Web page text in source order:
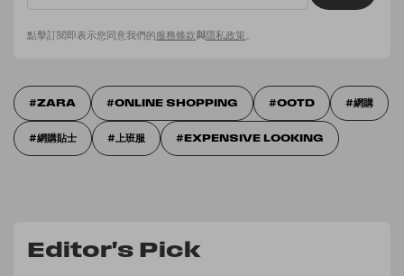
點擊訂閱即表示您同意我們的服務條款與隱私政策。
ZARA ONLINE SHOPPING OOTD 網購
網購貼士 上班服 EXPENSIVE LOOKING
Editor's Pick